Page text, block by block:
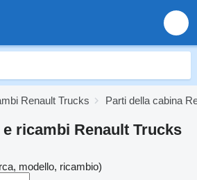
Renault Trucks Parti della cabina
ricambi Renault Trucks
modello, ricambio)